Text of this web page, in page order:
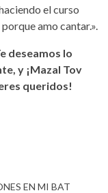
el curso
amo cantar.».
deseamos lo
y ¡Mazal Tov
queridos!
EN MI BAT